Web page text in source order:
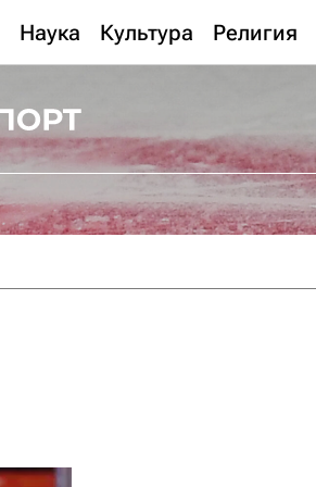
Наука Культура Религия